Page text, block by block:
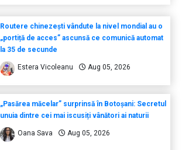
Routere chinezești vândute la nivel mondial au o
„portiță de acces” ascunsă ce comunică automat
la 35 de secunde
Estera Vicoleanu Aug 05, 2026
„Pasărea măcelar” surprinsă în Botoșani: Secretul
unuia dintre cei mai iscusiți vânători ai naturii
Oana Sava Aug 05, 2026